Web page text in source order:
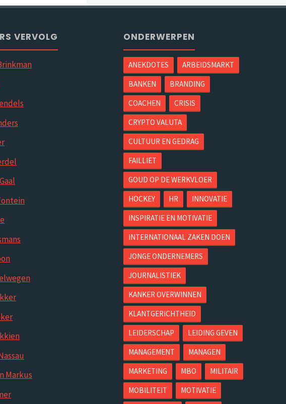
VERVOLG
Markus
ONDERWERPEN
ANEKDOTES
ARBEIDSMARKT
BANKEN
BRANDING
COACHEN
CRISIS
CRYPTO VALUTA
CULTUUR EN GEDRAG
FAILLIET
GOUD OP DE WERKVLOER
HOCKEY
HR
INNOVATIE
INSPIRATIE EN MOTIVATIE
INTERNATIONAAL ZAKEN DOEN
JONGE ONDERNEMERS
JOURNALISTIEK
KANKER OVERWINNEN
KLANTGERICHTHEID
LEIDERSCHAP
LEIDING GEVEN
MANAGEMENT
MANAGEN
MARKETING
MBO
MILITAIR
MOBILITEIT
MOTIVATIE